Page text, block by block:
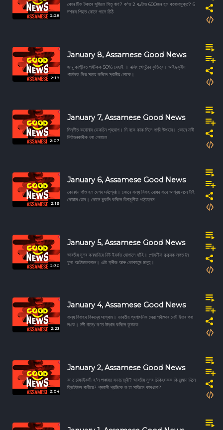
2:28
কোন টিক টকাৰে সুজিলে পিতৃ ঋণ? ক'ত 2 ঘণ্টাত 600জন হল কৰোনামুক্ত? 6
দশকৰ পিছত কোনে পালে চিঠি
2:19
January 8, Assamese Good News
জম্মু কাশ্মীৰত পৰ্যটকক 50% ৰেহাই । বক্সিং খেলুৱৈৰ কৃতিত্ব। আইছক্ৰীম
পাৰ্লাৰক কিয় সহায় কৰিলে স্থানীয় লোকে।
2:07
January 7, Assamese Good News
দিল্লীত কৰোনাৰ ভেকচিন প্ৰয়োগ। দি ৰকে কাক দিলে গাড়ী উপহাৰ। কোনে নাৰী
নিৰ্যাতনকাৰীক ধৰা পেলালে
2:19
January 6, Assamese Good News
কোনখন গাঁও হল দেশৰ সৰ্বশ্ৰেষ্ঠ। কোনে বাল্য বিবাহ ৰোধৰ বাবে আশ্ৰয় ললে টাই
কোৱান ডোৰ। কোনে মুকলি কৰিলে বিনামূলীয়া পাঠ্যক্ৰম
2:30
January 5, Assamese Good News
ভাৰতীয় মূলৰ কনমানিয়ে নিউ ইয়ৰ্কত যোগালে হাঁহি। পোহনীয়া কুকুৰক লগত লৈ
ফুৰা অটোচালকজন। এটা ফ্ৰীজ আৰু ভোকাতুৰ মানুহ।
2:23
January 4, Assamese Good News
বাল্য বিবাহৰ বিৰুদ্ধে সংগ্ৰাম। ভাৰতীয় প্ৰশাসনিক সেৱা পৰীক্ষাৰ নোট ইয়াৰ পৰা
লওক। নদী বান্ধে ক'ত উদ্ধাৰ কৰিলে কৃষকক
2:04
January 2, Assamese Good News
ক'ত চাফাইকর্মী হ'ল পঞ্চায়ত সভানেত্ৰী? ভাৰতীয় মূলৰ চিকিৎসকক কি সন্মান দিলে
ব্ৰিটেইনৰ ৰাণীয়ে? প্ৰবাসী শ্রমিকে ক'ত সাজিলে কাৰখানা?